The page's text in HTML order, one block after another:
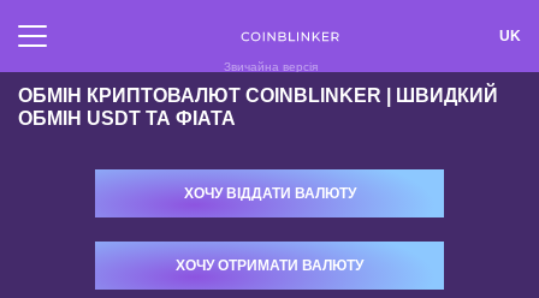
ПАРТНЕРАМ
ВІДГУКИ
ПРАВИЛА
Звичайна версія
UK
ОБМІН КРИПТОВАЛЮТ COINBLINKER | ШВИДКИЙ
ОБМІН USDT ТА ФІАТА
ХОЧУ ВІДДАТИ ВАЛЮТУ
ХОЧУ ОТРИМАТИ ВАЛЮТУ